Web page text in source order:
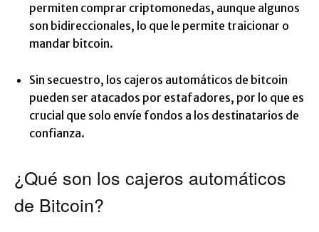
permiten comprar criptomonedas, aunque algunos
son bidireccionales, lo que le permite traicionar o
mandar bitcoin.
Sin secuestro, los cajeros automáticos de bitcoin
pueden ser atacados por estafadores, por lo que es
crucial que solo envíe fondos a los destinatarios de
confianza.
¿Qué son los cajeros automáticos
de Bitcoin?